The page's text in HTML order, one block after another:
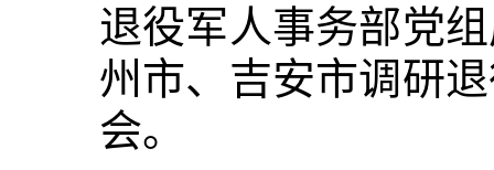
退役军人事务部党
州市、吉安市调研
会。